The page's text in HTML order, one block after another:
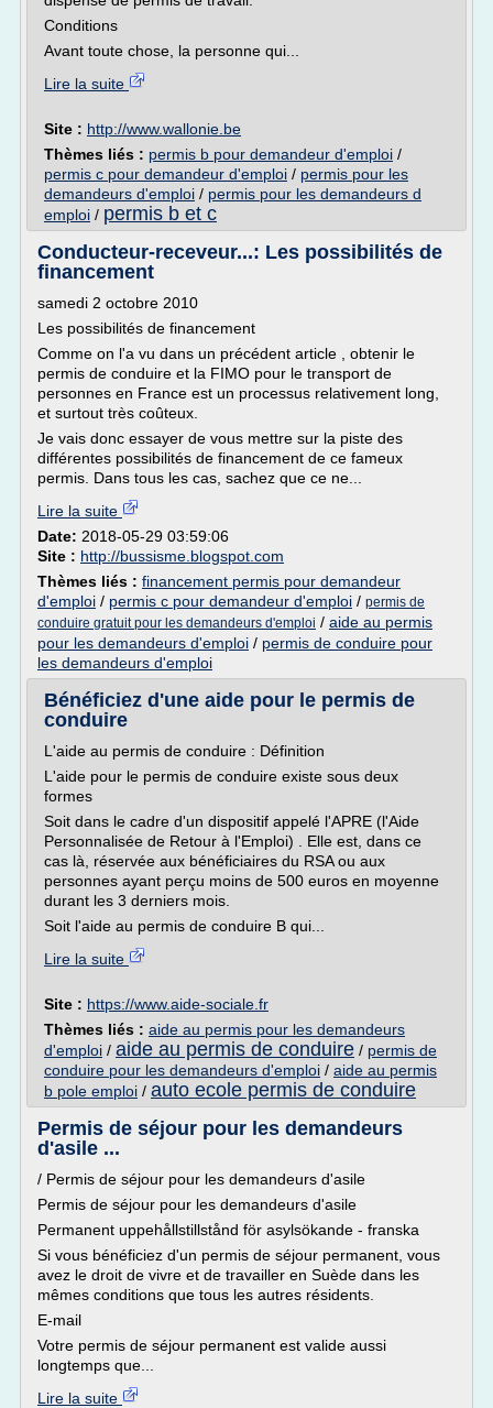
Conditions
Avant toute chose, la personne qui...
Lire la suite
Site : http://www.wallonie.be
Thèmes liés : permis b pour demandeur d'emploi /
permis c pour demandeur d'emploi / permis pour les
demandeurs d'emploi / permis pour les demandeurs d
emploi / permis b et c
Conducteur-receveur...: Les possibilités de
financement
samedi 2 octobre 2010
Les possibilités de financement
Comme on l'a vu dans un précédent article , obtenir le
permis de conduire et la FIMO pour le transport de
personnes en France est un processus relativement long,
et surtout très coûteux.
Je vais donc essayer de vous mettre sur la piste des
différentes possibilités de financement de ce fameux
permis. Dans tous les cas, sachez que ce ne...
Lire la suite
Date: 2018-05-29 03:59:06
Site : http://bussisme.blogspot.com
Thèmes liés : financement permis pour demandeur
d'emploi / permis c pour demandeur d'emploi / permis de
conduire gratuit pour les demandeurs d'emploi / aide au permis
pour les demandeurs d'emploi / permis de conduire pour
les demandeurs d'emploi
Bénéficiez d'une aide pour le permis de
conduire
L'aide au permis de conduire : Définition
L'aide pour le permis de conduire existe sous deux
formes
Soit dans le cadre d'un dispositif appelé l'APRE (l'Aide
Personnalisée de Retour à l'Emploi) . Elle est, dans ce
cas là, réservée aux bénéficiaires du RSA ou aux
personnes ayant perçu moins de 500 euros en moyenne
durant les 3 derniers mois.
Soit l'aide au permis de conduire B qui...
Lire la suite
Site : https://www.aide-sociale.fr
Thèmes liés : aide au permis pour les demandeurs
d'emploi / aide au permis de conduire / permis de
conduire pour les demandeurs d'emploi / aide au permis
b pole emploi / auto ecole permis de conduire
Permis de séjour pour les demandeurs
d'asile ...
/ Permis de séjour pour les demandeurs d'asile
Permis de séjour pour les demandeurs d'asile
Permanent uppehållstillstånd för asylsökande - franska
Si vous bénéficiez d'un permis de séjour permanent, vous
avez le droit de vivre et de travailler en Suède dans les
mêmes conditions que tous les autres résidents.
E-mail
Votre permis de séjour permanent est valide aussi
longtemps que...
Lire la suite